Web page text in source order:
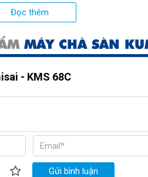
Đọc thêm
MÁY CHÀ SÀN
- KMS 68C
Gửi bình luận